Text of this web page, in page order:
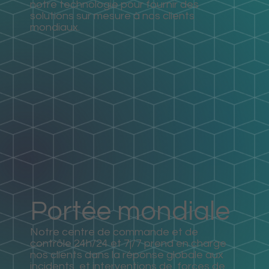
notre technologie pour fournir des
solutions sur mesure à nos clients
mondiaux.
Portée mondiale
Notre centre de commande et de
contrôle 24h/24 et 7j/7 prend en charge
nos clients dans la réponse globale aux
incidents et interventions de forces de